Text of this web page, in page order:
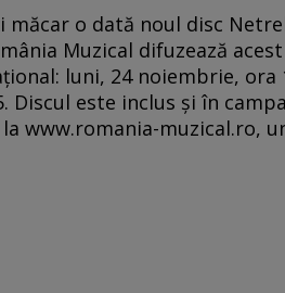
măcar o dată noul disc
Muzical difuzează
luni, 24 noiembrie, ora
Discul este inclus şi în
la www.romania-muzical.ro,